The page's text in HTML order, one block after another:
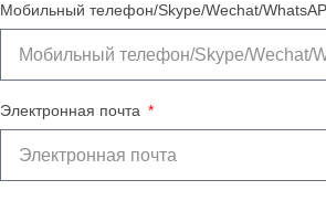
Мобильный телефон/Skype/Wechat/
Электронная почта